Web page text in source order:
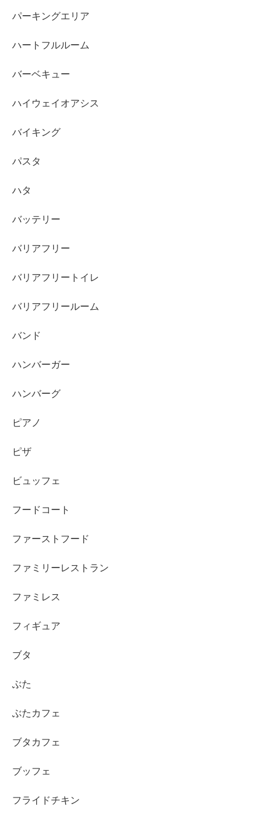
パーキングエリア
ハートフルルーム
バーベキュー
ハイウェイオアシス
バイキング
パスタ
ハタ
バッテリー
バリアフリー
バリアフリートイレ
バリアフリールーム
バンド
ハンバーガー
ハンバーグ
ピアノ
ピザ
ビュッフェ
フードコート
ファーストフード
ファミリーレストラン
ファミレス
フィギュア
ブタ
ぶた
ぶたカフェ
ブタカフェ
ブッフェ
フライドチキン